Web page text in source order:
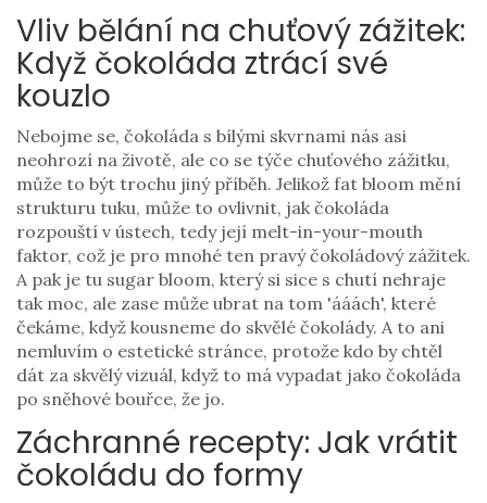
Vliv bělání na chuťový zážitek:
Když čokoláda ztrácí své
kouzlo
Nebojme se, čokoláda s bílými skvrnami nás asi
neohrozí na životě, ale co se týče chuťového zážitku,
může to být trochu jiný příběh. Jelikož fat bloom mění
strukturu tuku, může to ovlivnit, jak čokoláda
rozpouští v ústech, tedy její melt-in-your-mouth
faktor, což je pro mnohé ten pravý čokoládový zážitek.
A pak je tu sugar bloom, který si sice s chutí nehraje
tak moc, ale zase může ubrat na tom 'ááách', které
čekáme, když kousneme do skvělé čokolády. A to ani
nemluvím o estetické stránce, protože kdo by chtěl
dát za skvělý vizuál, když to má vypadat jako čokoláda
po sněhové bouřce, že jo.
Záchranné recepty: Jak vrátit
čokoládu do formy